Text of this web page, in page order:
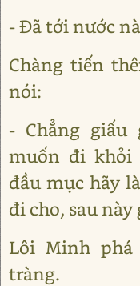
- Đã tới nước
Chàng tiến
nói:
- Chẳng
muốn đi khỏi
đầu mục hãy
đi cho, sau
Lôi Minh
tràng.